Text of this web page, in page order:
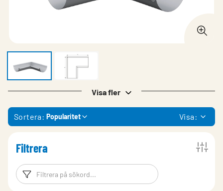
Visa fler
Sortera: Popularitet Visa:
Filtrera
Filtreringsord Filtrera